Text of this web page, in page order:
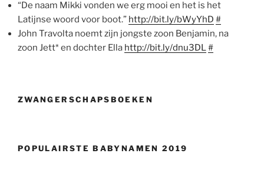
“De naam Mikki vonden we erg mooi en het is het
Latijnse woord voor boot.” http://bit.ly/bWyYhD #
John Travolta noemt zijn jongste zoon Benjamin, na
zoon Jett* en dochter Ella http://bit.ly/dnu3DL#
ZWANGERSCHAPSBOEKEN
POPULAIRSTE BABYNAMEN 2019